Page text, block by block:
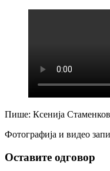
Пише: Ксенија
Фотографија и видео
Оставите одговор